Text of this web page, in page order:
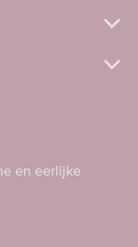
en eerlijke